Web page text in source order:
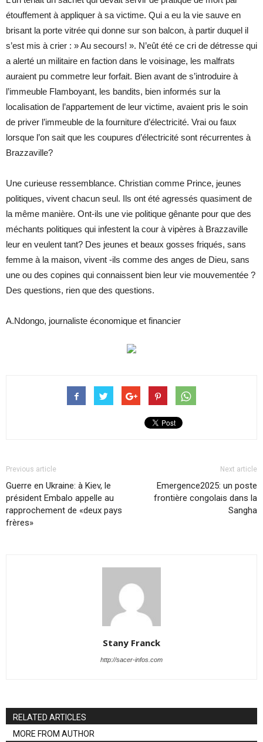
étouffement à appliquer à sa victime. Qui a eu la vie sauve en
brisant la porte vitrée qui donne sur son balcon, à partir duquel il
s’est mis à crier : » Au secours! ». N’eût été ce cri de détresse qui
a alerté un militaire en faction dans le voisinage, les malfrats
auraient pu commetre leur forfait. Bien avant de s’introduire à
l’immeuble Flamboyant, les bandits, bien informés sur la
localisation de l’appartement de leur victime, avaient pris le soin
de priver l’immeuble de la fourniture d’électricité. Vrai ou faux
lorsque l’on sait que les coupures d’électricité sont récurrentes à
Brazzaville?
Une curieuse ressemblance. Christian comme Prince, jeunes
politiques, vivent chacun seul. Ils ont été agressés quasiment de
la même manière. Ont-ils une vie politique gênante pour que des
méchants politiques qui infestent la cour à vipères à Brazzaville
leur en veulent tant? Des jeunes et beaux gosses friqués, sans
femme à la maison, vivent -ils comme des anges de Dieu, sans
une ou des copines qui connaissent bien leur vie mouvementée ?
Des questions, rien que des questions.
A.Ndongo, journaliste économique et financier
Previous article
Guerre en Ukraine: à Kiev, le
président Embalo appelle au
rapprochement de «deux pays
frères»
Next article
Emergence2025: un poste
frontière congolais dans la
Sangha
Stany Franck
http://sacer-infos.com
RELATED ARTICLES
MORE FROM AUTHOR